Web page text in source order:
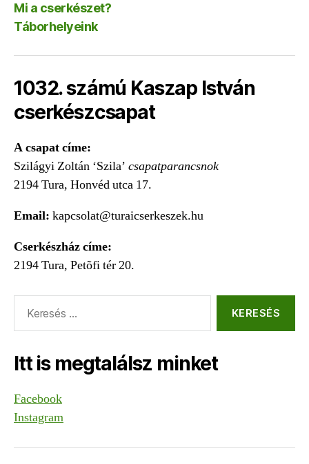
Mi a cserkészet?
Táborhelyeink
1032. számú Kaszap István
cserkészcsapat
A csapat címe:
Szilágyi Zoltán ‘Szila’ csapatparancsnok
2194 Tura, Honvéd utca 17.
Email: kapcsolat@turaicserkeszek.hu
Cserkészház címe:
2194 Tura, Petõfi tér 20.
Itt is megtalálsz minket
Facebook
Instagram